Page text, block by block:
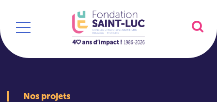
Nos projets